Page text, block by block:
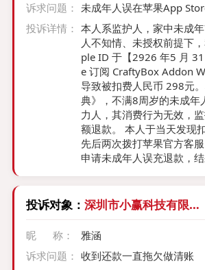
诉求问题： 未成年人误在苹果App
苹果拒不退费
投诉详情： 本人系监护人，家中未成
人不知情、未授权前提下
ple ID 于【2926 年5 月
e 订阅 CraftyBox Addon
导致被扣费人民币 298元
典》，不满8周岁的未成年
力人，其消费行为无效，
额退款。 本人于当天发现扣款的第一时间，
先后两次拨打苹果官方客
申请未成年人误充退款，
平台扣除，扣费规则、免
全部由苹果平台制定，第
任何订单扣费、退款处置权
ADI 仅为资金结算主体，苹
海）有限公司是中国境内
投诉对象： 深圳市小赢科技有限责
昵 称：
雅涵
诉求问题： 收到还款一直拖欠做清账